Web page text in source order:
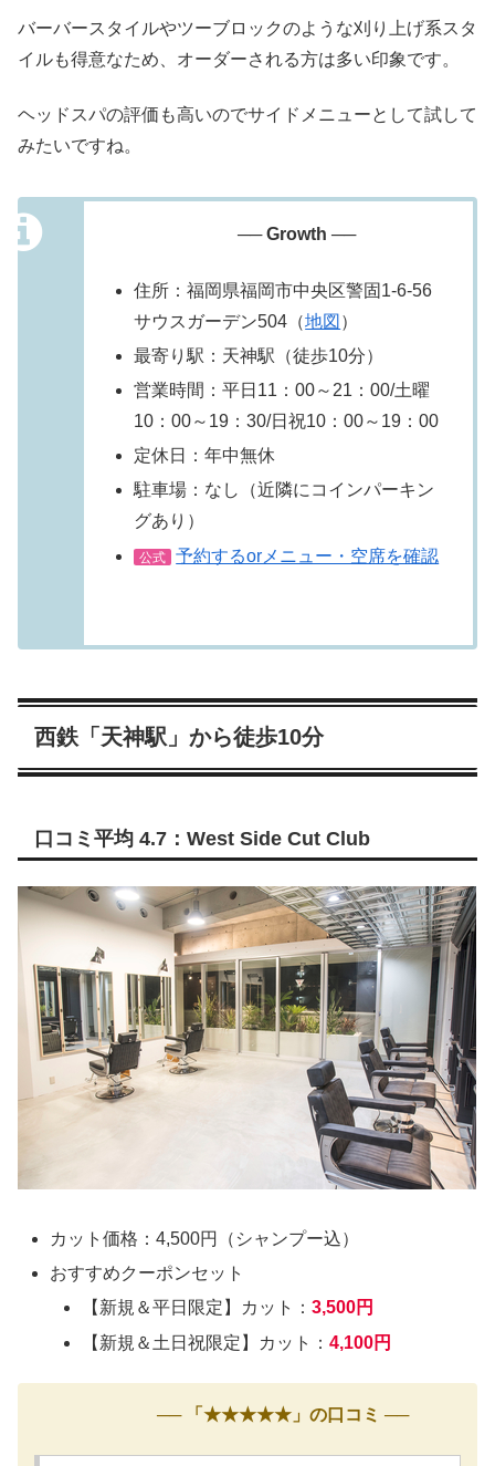
バーバースタイルやツーブロックのような刈り上げ系スタ
イルも得意なため、オーダーされる方は多い印象です。
ヘッドスパの評価も高いのでサイドメニューとして試して
みたいですね。
── Growth ──
住所：福岡県福岡市中央区警固1-6-56
サウスガーデン504（地図 ）
最寄り駅：天神駅（徒歩10分）
営業時間：平日11：00～21：00/土曜
10：00～19：30/日祝10：00～19：00
定休日：年中無休
駐車場：なし（近隣にコインパーキン
グあり）
公式 予約するorメニュー・空席を確認
西鉄「天神駅」から徒歩10分
口コミ平均 4.7：West Side Cut Club
カット価格：4,500円（シャンプー込）
おすすめクーポンセット
【新規＆平日限定】カット：3,500円
【新規＆土日祝限定】カット：4,100円
── 「★★★★★」の口コミ ──